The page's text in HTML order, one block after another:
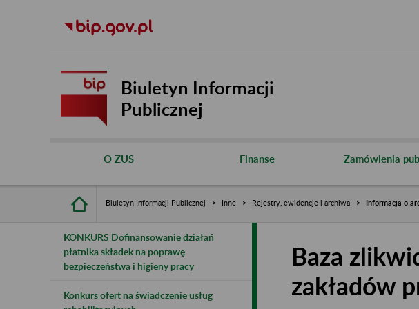
Biuletyn Informacji
Publicznej
O ZUS Finanse Zamówienia
Biuletyn Informacji Publicznej Inne Rejestry, ewidencje i archiwa Informacja o
KONKURS Dofinansowanie działań
płatnika składek na poprawę
bezpieczeństwa i higieny pracy
Konkurs ofert na świadczenie usług
Baza
zakładów